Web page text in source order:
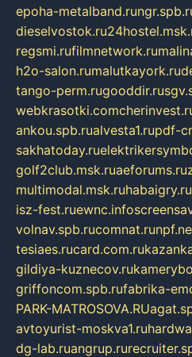
epoha-metalband.ru
dieselvostok.ru
regsmi.rufilmnetwork.ru
h2o-salon.rumalutkayork.ru
tango-perm.rugooddir.ru
webkrasotki.com
ankou.spb.rualvesta1.rupdf-
sakhatoday.ru
golf2club.msk.ruaeforums.ru
multimodal.msk.ruhabaigry.ru
isz-fest.ruewnc.info
volnav.spb.rucomnat.ru
tesiaes.rucard.com.ru
gildiya-kuznecov.ru
griffoncom.spb.rufabrika-
PARK-MATROSOVA.RU
avtoyurist-moskva1.ru
dg-lab.ruangrup.ru